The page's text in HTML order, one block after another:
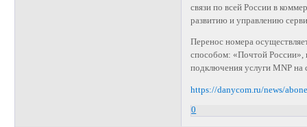
связи по всей России в
развитию и управлению
Перенос номера
способом: «Почтой России»,
подключения услуги MNP на
https://danycom.ru/news/
0